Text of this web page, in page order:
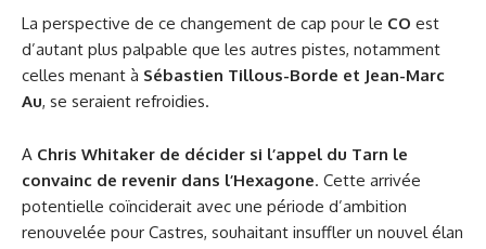
La perspective de ce changement de cap pour le CO est
d’autant plus palpable que les autres pistes, notamment
celles menant à Sébastien Tillous-Borde et Jean-Marc
Au, se seraient refroidies.
A Chris Whitaker de décider si l’appel du Tarn le
convainc de revenir dans l’Hexagone. Cette arrivée
potentielle coïnciderait avec une période d’ambition
renouvelée pour Castres, souhaitant insuffler un nouvel élan